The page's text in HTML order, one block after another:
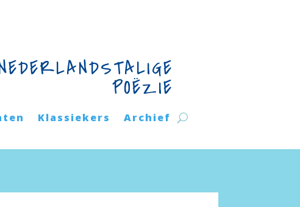
POËZIE
Klassiekers Archief